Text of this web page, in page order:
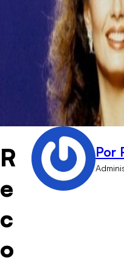
R
e
c
o
Por